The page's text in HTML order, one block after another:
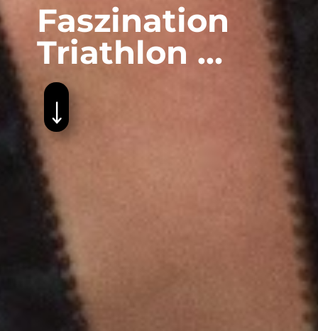
Faszination
Triathlon …